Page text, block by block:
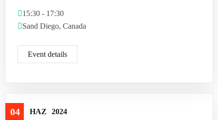
15:30 - 17:30
Sand Diego, Canada
Event details
04 HAZ
2024